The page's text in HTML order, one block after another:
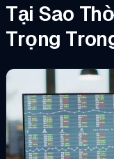
Tại Sao
Trọng